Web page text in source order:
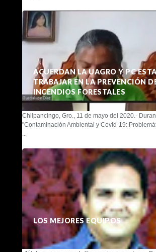
ACUERDAN LA UAGRO Y PC
TRABAJAR EN LA PREVENCIÓN
INCENDIOS FORESTALES
Chilpancingo, Gro., 11 de mayo del 2020.-
"Contaminación Ambiental y Covid-19:
LOS MEJORES EQUIPOS